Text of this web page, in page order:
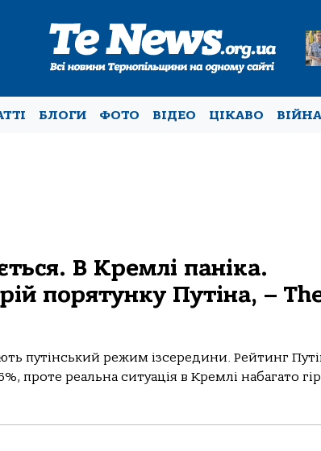
БЛОГИ ФОТО ВІДЕО ЦІКАВО
В Кремлі паніка.
порятунку Путіна, –
путінський режим ізсередини. Рейтинг
проте реальна ситуація в Кремлі набагато